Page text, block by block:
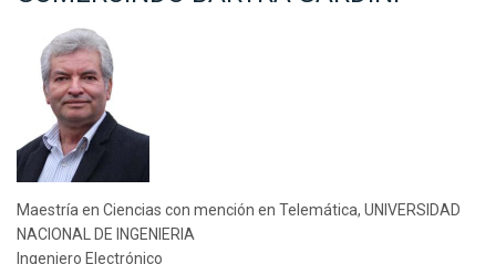
Maestría en Ciencias con mención en Telemática, UNIVERSIDAD
NACIONAL DE INGENIERIA
Ingeniero Electrónico